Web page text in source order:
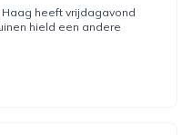
heeft vrijdagavond
hield een andere